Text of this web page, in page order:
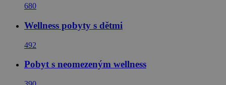
680
Wellness pobyty s dětmi
492
Pobyt s neomezeným wellness